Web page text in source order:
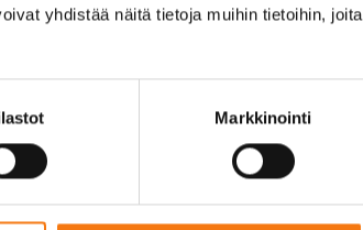
yhdistää näitä tietoja muihin tietoihin, joita
Markkinointi